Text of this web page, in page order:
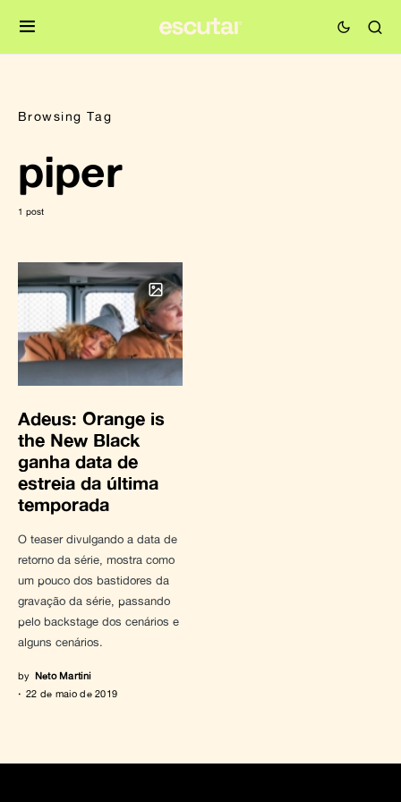
Browsing Tag
piper
1 post
Adeus: Orange is
the New Black
ganha data de
estreia da última
temporada
O teaser divulgando a data de
retorno da série, mostra como
um pouco dos bastidores da
gravação da série, passando
pelo backstage dos cenários e
alguns cenários.
by Neto Martini
22 de maio de 2019